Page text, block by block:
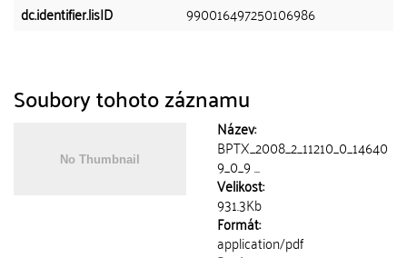
dc.identifier.lisID
990016497250106986
Soubory tohoto záznamu
Název:
BPTX_2008_2_11210_0_14640
9_0_9 ...
Velikost:
931.3Kb
Formát:
application/pdf